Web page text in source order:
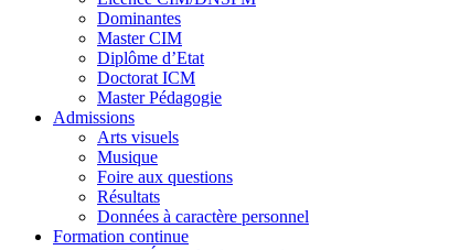
Dominantes
Master CIM
Diplôme d’Etat
Doctorat ICM
Master Pédagogie
Admissions
Arts visuels
Musique
Foire aux questions
Résultats
Données à caractère personnel
Formation continue